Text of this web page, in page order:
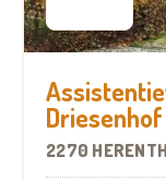
Driesenhof
2270